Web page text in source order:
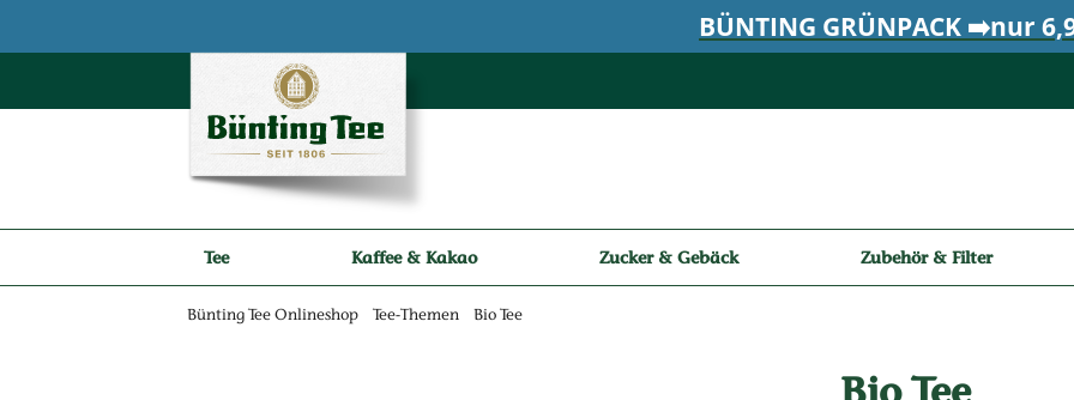
Zur Navigation springen
BÜNTING GRÜNPACK ➡️nur
Tee Kaffee & Kakao Zucker & Gebäck Zubehör & Filter
Bünting Tee Onlineshop Tee-Themen Bio Tee